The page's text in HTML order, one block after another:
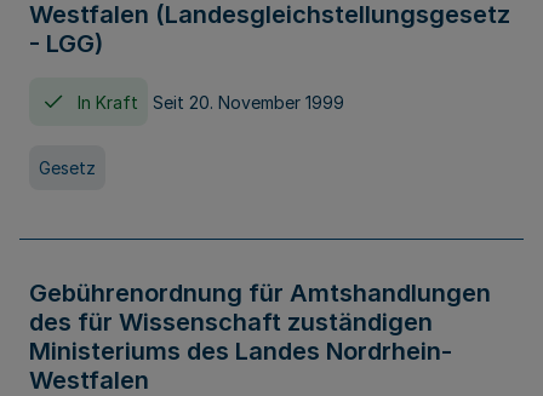
Westfalen (Landesgleichstellungsgesetz
- LGG)
In Kraft Seit 20. November 1999
Gesetz
Gebührenordnung für Amtshandlungen
des für Wissenschaft zuständigen
Ministeriums des Landes Nordrhein-
Westfalen